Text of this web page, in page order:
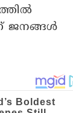
ജനങ്ങള്‍